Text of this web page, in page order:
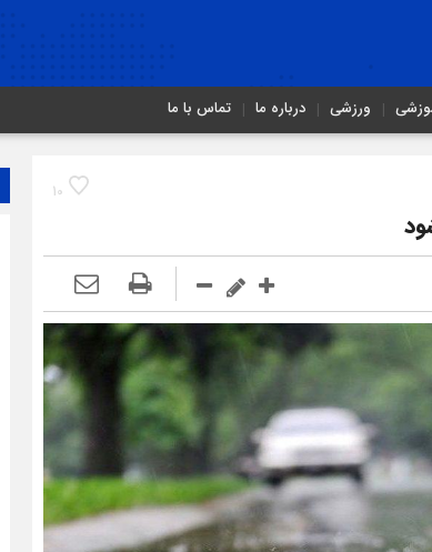
ورزشی درباره ما تماس با ما
10